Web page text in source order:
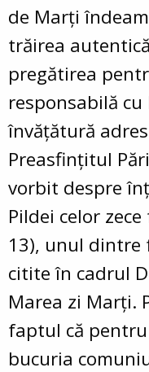
de Marți
trăirea
pregătirea
responsabilă
învățătură
Preasfințitul
vorbit despre
Pildei celor
13), unul dintre
citite în cadrul
Marea zi Marți.
faptul că
bucuria